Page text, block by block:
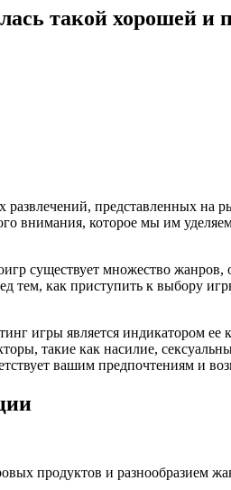
такой хорошей и
развлечений, представленных
внимания, которое мы им
существует множество жанров,
как приступить к выбору
игры является индикатором ее
такие как насилие,
вашим предпочтениям и
продуктов и разнообразием